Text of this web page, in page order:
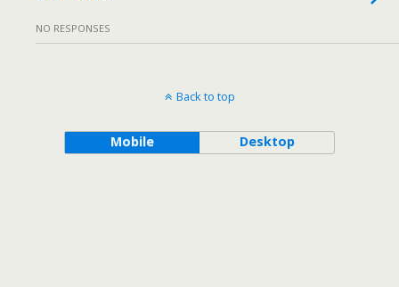
NO RESPONSES
Back to top
Mobile Desktop